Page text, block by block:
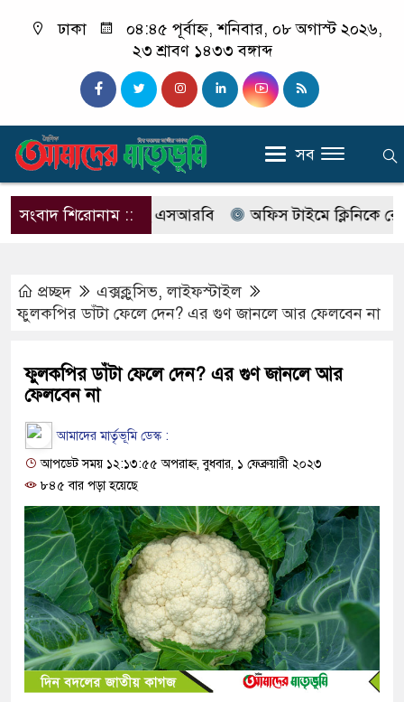
ঢাকা
০৪:৪৫ পূর্বাহ্ন, শনিবার, ০৮ অগাস্ট ২০২৬,
২৩ শ্রাবণ ১৪৩৩ বঙ্গাব্দ
সব
সংবাদ শিরোনাম ::
বদলে আসছে এসআরবি অফিস টাইমে ক্লিনিকে রোগী
প্রচ্ছদ এক্সক্লুসিভ,লাইফস্টাইল
ফুলকপির ডাঁটা ফেলে দেন? এর গুণ জানলে আর ফেলবেন না
ফুলকপির ডাঁটা ফেলে দেন? এর গুণ জানলে আর
ফেলবেন না
আমাদের মার্তৃভূমি ডেস্ক :
আপডেট সময় ১২:১৩:৫৫ অপরাহ্ন, বুধবার, ১ ফেব্রুয়ারী ২০২৩
৮৪৫ বার পড়া হয়েছে